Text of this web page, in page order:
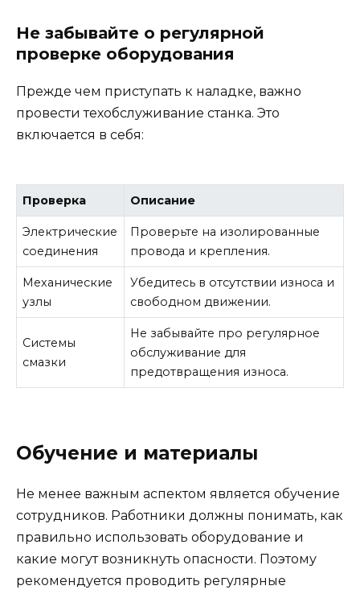
Не забывайте о регулярной
проверке оборудования
Прежде чем приступать к наладке, важно
провести техобслуживание станка. Это
включается в себя:
Проверка Описание
Электрические
соединения
Проверьте на изолированные
провода и крепления.
Механические
узлы
Убедитесь в отсутствии износа и
свободном движении.
Системы
смазки
Не забывайте про регулярное
обслуживание для
предотвращения износа.
Обучение и материалы
Не менее важным аспектом является обучение
сотрудников. Работники должны понимать, как
правильно использовать оборудование и
какие могут возникнуть опасности. Поэтому
рекомендуется проводить регулярные